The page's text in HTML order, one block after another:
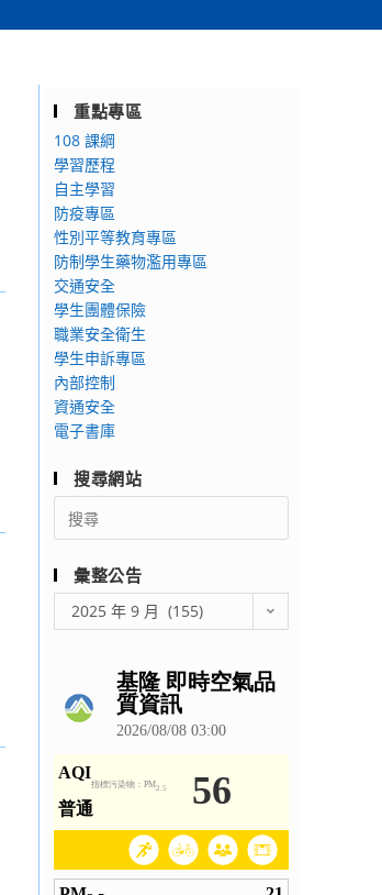
重點專區
108 課綱
學習歷程
自主學習
防疫專區
性別平等教育專區
防制學生藥物濫用專區
交通安全
學生團體保險
職業安全衛生
學生申訴專區
內部控制
資通安全
電子書庫
搜尋網站
Search
for:
彙整公告
整
2025 年 9 月 (155)